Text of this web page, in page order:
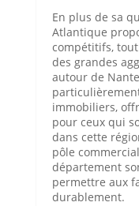
En plus de sa
Atlantique
compétitifs,
des grandes
autour de
immobiliers,
pour ceux qui
dans cette
pôle
département
permettre aux
durablement.